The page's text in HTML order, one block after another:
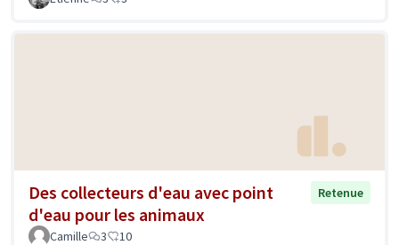
Des collecteurs d'eau avec point
d'eau pour les animaux
Retenue
Camille 3 10